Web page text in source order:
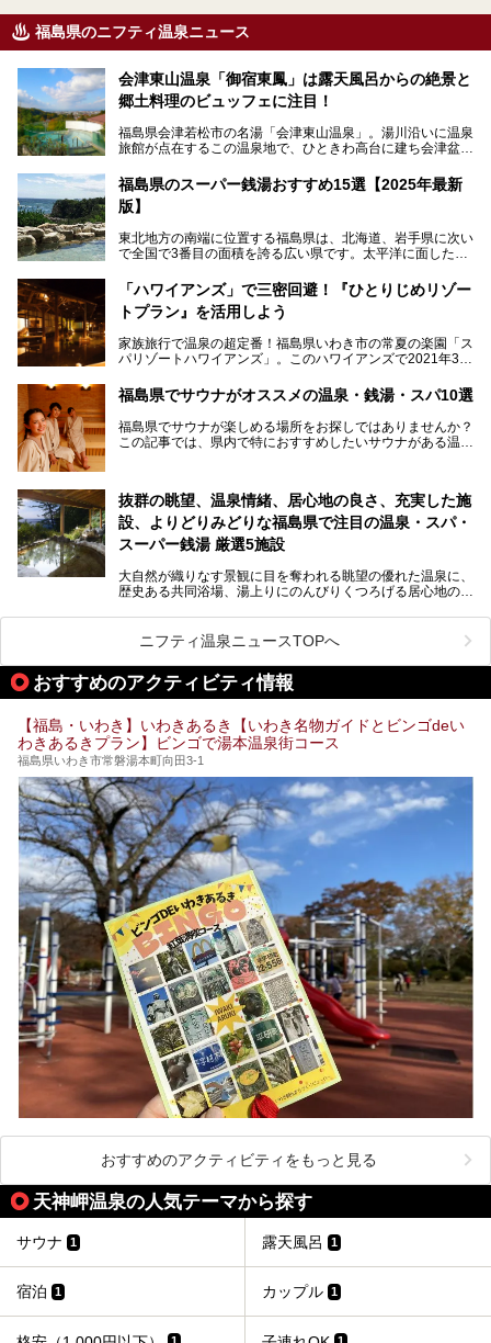
福島県のニフティ温泉ニュース
会津東山温泉「御宿東鳳」は露天風呂からの絶景と
郷土料理のビュッフェに注目！
福島県会津若松市の名湯「会津東山温泉」。湯川沿いに温泉
旅館が点在するこの温泉地で、ひときわ高台に建ち会津盆地
ELS & RESORTSの「御宿東鳳」です。
大浴場は「宙の湯」「棚雲の湯」の2つ。いずれも素晴らし
の郷土料理など夕朝食の美味しさも評判。人気のこのお宿の
過ごし方を徹底紹介いたします。
───
提供元：オリックス・ホテルマネジメント株式会社【PR】
この記事は会津東山温泉 御宿東鳳のPR記事です。
福島県のスーパー銭湯おすすめ15選【2025年最新
版】
東北地方の南端に位置する福島県は、北海道、岩手県に次い
で全国で3番目の面積を誇る広い県です。太平洋に面した
る「中通り」、磐梯山や猪苗代湖、五色沼、尾瀬湿原などが
ある「会津地方」まで、変化に富んだ自然を楽しめるのが魅
力です。
も良好で、首都圏からの週末旅行先としても人気の福島県。
そんな福島県でチェックしておきたい、評判のスーパー銭湯
「ハワイアンズ」で三密回避！『ひとりじめリゾー
トプラン』を活用しよう
家族旅行で温泉の超定番！福島県いわき市の常夏の楽園「ス
パリゾートハワイアンズ」。このハワイアンズで2021年3月
く温泉編」をスタートしました。
子供と一緒に安心して温泉に行きたい、そんな方にお役立ち
のこのプランをはじめとして、ハワイアンズの「ひとりじめ
リゾートプラン」の魅力をご紹介します。
福島県でサウナがオススメの温泉・銭湯・スパ10選
福島県でサウナが楽しめる場所をお探しではありませんか？
この記事では、県内で特におすすめしたいサウナがある温泉
「最近疲れが溜まってる。リフレッシュできる場所ないか
な？」
そんな方は、ぜひサウナに足を運んでみてくださいね。
抜群の眺望、温泉情緒、居心地の良さ、充実した施
設、よりどりみどりな福島県で注目の温泉・スパ・
スーパー銭湯 厳選5施設
大自然が織りなす景観に目を奪われる眺望の優れた温泉に、
歴史ある共同浴場、湯上りにのんびりくつろげる居心地のい
スーパー銭湯など、多種多様な温浴施設が割拠する福島県。
今回は、そんな福島県にある温浴施設のなかから、筆者が
「一度訪ねてみたい」と気になっている魅力的な施設を5件
ピックアップして紹介します。
※2021/07/21時点の情報です。
ニフティ温泉ニュースTOPへ
おすすめのアクティビティ情報
【福島・いわき】いわきあるき【いわき名物ガイドとビンゴdeい
わきあるきプラン】ビンゴで湯本温泉街コース
福島県いわき市常磐湯本町向田3-1
おすすめのアクティビティをもっと見る
天神岬温泉の人気テーマから探す
サウナ 1 露天風呂 1
宿泊 1 カップル 1